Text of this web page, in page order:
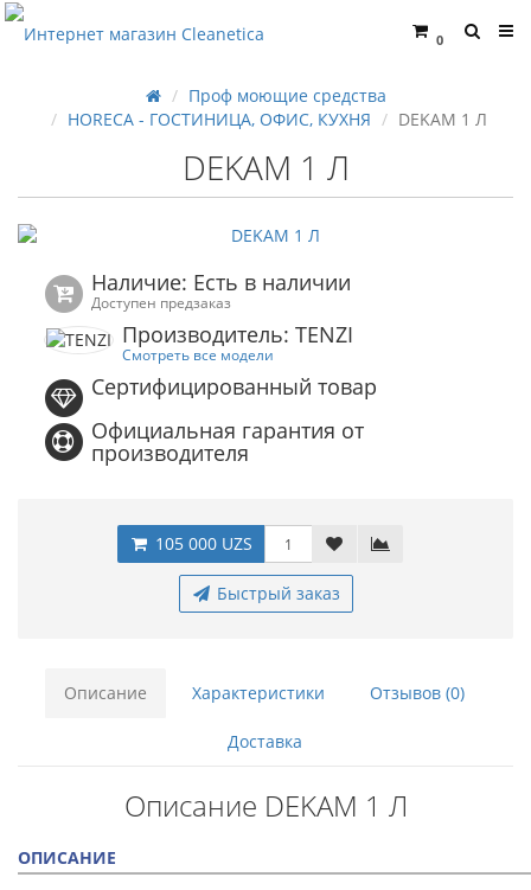
0
Проф моющие средства
HORECA - ГОСТИНИЦА, ОФИС, КУХНЯ
DEKAM 1 Л
DEKAM 1 Л
Наличие: Есть в наличии
Доступен предзаказ
Производитель: TENZI
Смотреть все модели
Сертифицированный товар
Официальная гарантия от
производителя
105 000 UZS
Быстрый заказ
Описание Характеристики Отзывов (0)
Доставка
Описание DEKAM 1 Л
ОПИСАНИЕ